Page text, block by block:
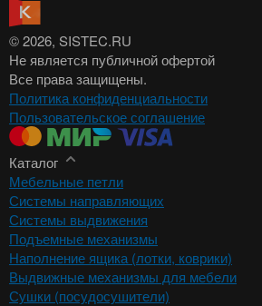
© 2026, SISTEC.RU
Не является публичной офертой
Все права защищены.
Политика конфиденциальности
Пользовательское соглашение
Каталог
Мебельные петли
Системы направляющих
Системы выдвижения
Подъемные механизмы
Наполнение ящика (лотки, коврики)
Выдвижные механизмы для мебели
Сушки (посудосушители)